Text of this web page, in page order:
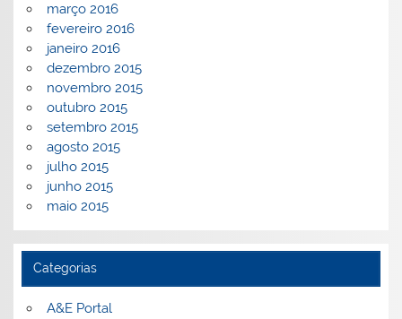
março 2016
fevereiro 2016
janeiro 2016
dezembro 2015
novembro 2015
outubro 2015
setembro 2015
agosto 2015
julho 2015
junho 2015
maio 2015
Categorias
A&E Portal